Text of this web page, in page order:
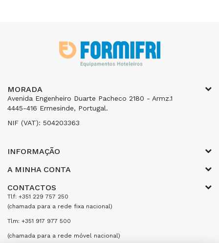
MORADA
Avenida Engenheiro Duarte Pacheco 2180 - Armz.1
4445-416 Ermesinde, Portugal.
NIF (VAT): 504203363
INFORMAÇÃO
A MINHA CONTA
CONTACTOS
Tlf: +351 229 757 250
(chamada para a rede fixa nacional)
Tlm: +351 917 977 500
(chamada para a rede móvel nacional)